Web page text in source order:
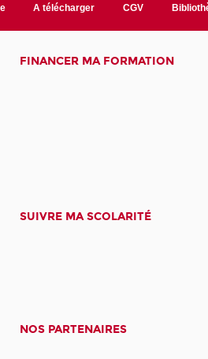
A télécharger CGV
FINANCER MA FORMATION
SUIVRE MA SCOLARITÉ
NOS PARTENAIRES